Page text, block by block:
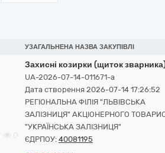
УЗАГАЛЬНЕНА НАЗВА ЗАКУПІВЛІ
Захисні козирки (щиток
UA-2026-07-14-011671-a
Дата створення 2026-07-14 17:26:52
РЕГІОНАЛЬНА ФІЛІЯ "ЛЬВІВСЬКА
ЗАЛІЗНИЦЯ" АКЦІОНЕРНОГО
"УКРАЇНСЬКА ЗАЛІЗНИЦЯ"
ЄДРПОУ: 40081195